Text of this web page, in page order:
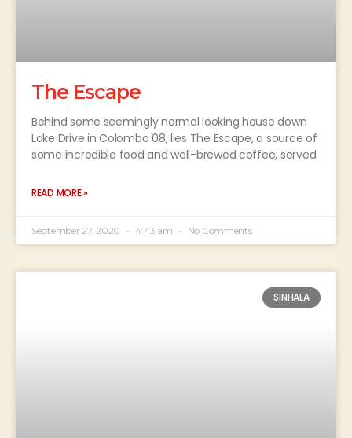
The Escape
Behind some seemingly normal looking house down
Lake Drive in Colombo 08, lies The Escape, a source of
some incredible food and well-brewed coffee, served
READ MORE »
September 27, 2020 4:43 am No Comments
SINHALA